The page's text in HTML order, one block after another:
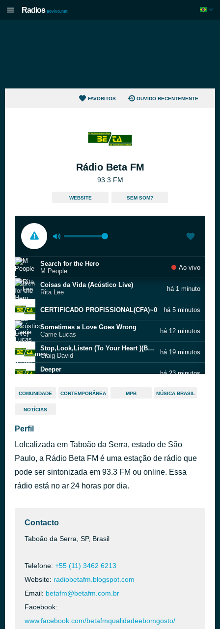
Radios aovivo.net
FAVORITOS OUVIDO RECENTEMENTE
Rádio Beta FM
93.3 FM
WEBSITE SEM SOM?
Search for the Hero
M People
Ao vivo
Coisas da Vida (Acústico Live)
Rita Lee
há 1 minuto
CERTIFICADO PROFISSIONAL(CFA)~0 há 5 minutos
Sometimes a Love Goes Wrong
Carrie Lucas
há 12 minutos
Stop,Look,Listen (To Your Heart )(B)(10)
Craig David
há 19 minutos
Deeper
há 23 minutos
Perfume Siamês
há 27 minutos
Águas De Março
Velas Içadas
Ivan Lins
há 39 minutos
COMUNIDADE CONTEMPORÂNEA MPB MÚSICA BRASIL
NOTÍCIAS
Perfil
Lolcalizada em Taboão da Serra, estado de São
Paulo, a Rádio Beta FM é uma estação de rádio que
pode ser sintonizada em 93.3 FM ou online. Essa
rádio está no ar 24 horas por dia.
Contacto
Taboão da Serra, SP, Brasil
Telefone: +55 (11) 3462 6213
Website: radiobetafm.blogspot.com
Email: betafm@betafm.com.br
Facebook:
www.facebook.com/betafmqualidadeebomgosto/